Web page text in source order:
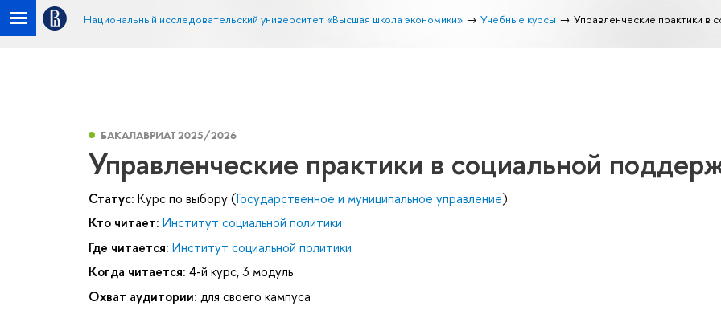
Национальный исследовательский университет «Высшая школа экономики» Учебные курсы Управленческие практики в
БАКАЛАВРИАТ 2025/2026
Управленческие практики в социальной
Статус: Курс по выбору (Государственное и муниципальное управление)
Кто читает: Институт социальной политики
Где читается: Институт социальной политики
Когда читается: 4-й курс, 3 модуль
Охват аудитории: для своего кампуса